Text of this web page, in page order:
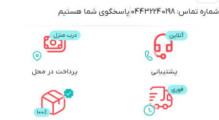
شماره تماس: 04432240198 پاسخگوی شما هستیم
پشتیبانی پرداخت در محل